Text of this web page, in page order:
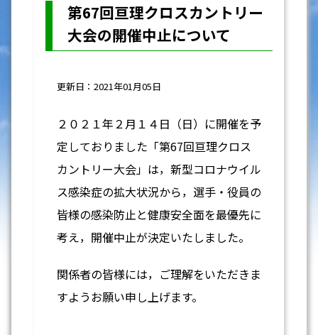
第67回亘理クロスカントリー
大会の開催中止について
更新日：2021年01月05日
２０２１年２月１４日（日）に開催を予
定しておりました「第67回亘理クロス
カントリー大会」は，新型コロナウイル
ス感染症の拡大状況から，選手・役員の
皆様の感染防止と健康安全面を最優先に
考え，開催中止が決定いたしました。
関係者の皆様には，ご理解をいただきま
すようお願い申し上げます。